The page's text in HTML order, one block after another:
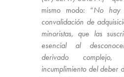
mismo modo: “No hay
convalidación de
minoristas, que las
esencial al
derivado
incumplimiento del deber